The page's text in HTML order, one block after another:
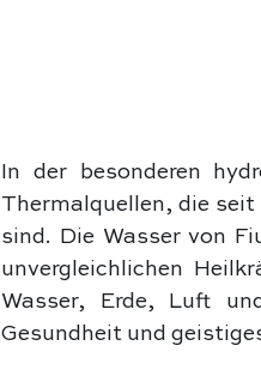
In der besonderen
Thermalquellen, die
sind. Die Wasser von
unvergleichlichen
Wasser, Erde, Luft
Gesundheit und